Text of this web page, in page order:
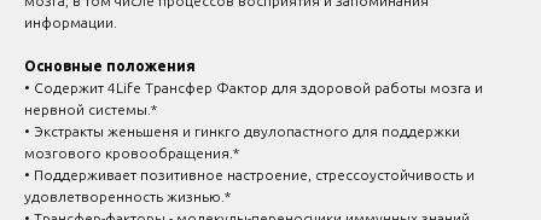
информации.
Основные положения
• Содержит 4Life Трансфер Фактор для здоровой работы мозга и
нервной системы.*
• Экстракты женьшеня и гинкго двулопастного для поддержки
мозгового кровообращения.*
• Поддерживает позитивное настроение, стрессоустойчивость и
удовлетворенность жизнью.*